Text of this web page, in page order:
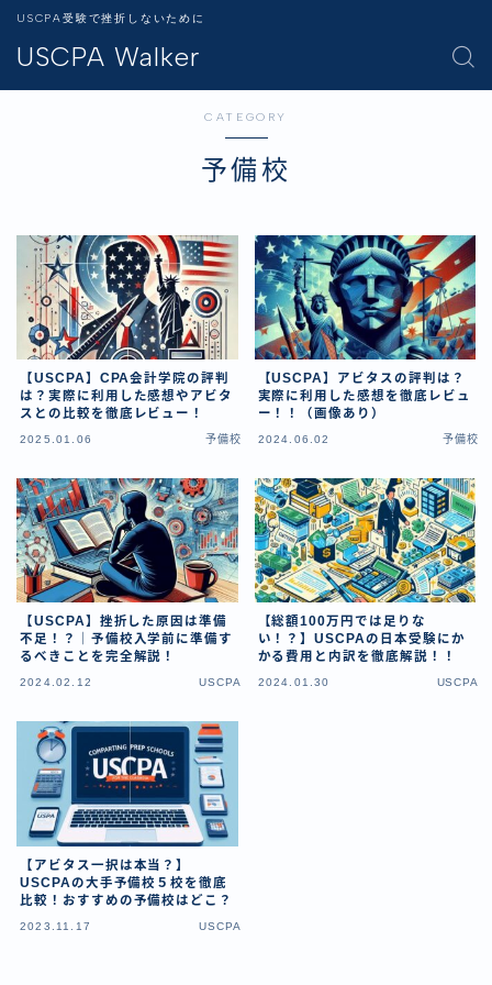
USCPA Walker
USCPA受験で挫折しないために
CATEGORY
予備校
【USCPA】CPA会計学院の評判
は？実際に利用した感想やアビタ
スとの比較を徹底レビュー！
2025.01.06 予備校
【USCPA】アビタスの評判は？
実際に利用した感想を徹底レビュ
ー！！（画像あり）
2024.06.02 予備校
【USCPA】挫折した原因は準備
不足！？｜予備校入学前に準備す
るべきことを完全解説！
2024.02.12 USCPA
【総額100万円では足りな
い！？】USCPAの日本受験にか
かる費用と内訳を徹底解説！！
2024.01.30 USCPA
【アビタス一択は本当？】
USCPAの大手予備校５校を徹底
比較！おすすめの予備校はどこ？
2023.11.17 USCPA